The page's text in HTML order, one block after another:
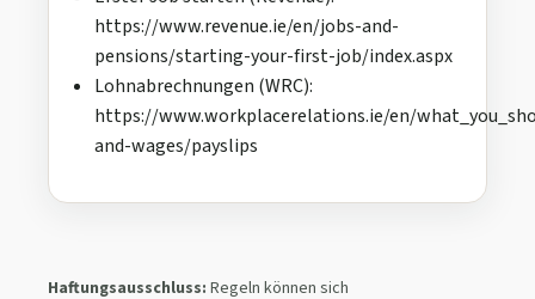
https://www.revenue.ie/en/jobs-and-
pensions/starting-your-first-job/index.aspx
Lohnabrechnungen (WRC):
https://www.workplacerelations.ie/en/
and-wages/payslips
Haftungsausschluss: Regeln können sich